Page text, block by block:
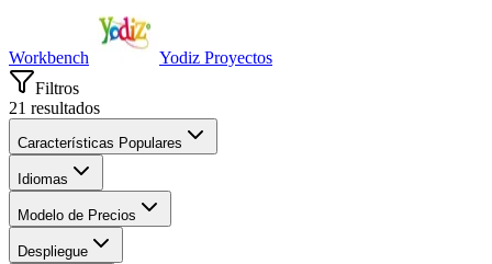
Workbench
Yodiz Proyectos
Filtros
21 resultados
Características Populares
Idiomas
Modelo de Precios
Despliegue